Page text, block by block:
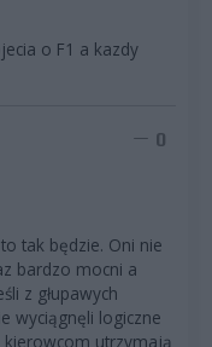
o F1 a kazdy
0
tak będzie. Oni nie
bardzo mocni a
z głupawych
wyciągnęli logiczne
utrzymają